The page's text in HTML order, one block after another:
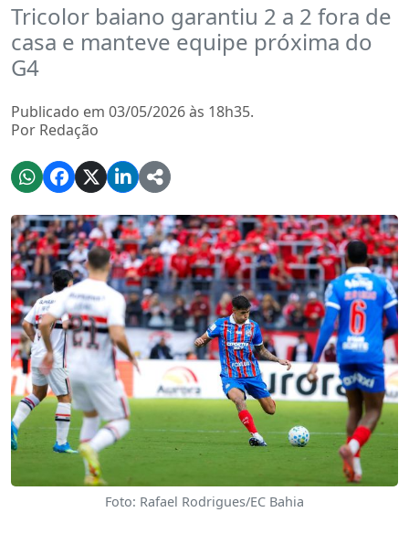
Tricolor baiano garantiu 2 a 2 fora de
casa e manteve equipe próxima do
G4
Publicado em 03/05/2026 às 18h35.
Por Redação
Foto: Rafael Rodrigues/EC Bahia